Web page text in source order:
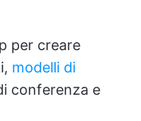
per creare
modelli di
conferenza e